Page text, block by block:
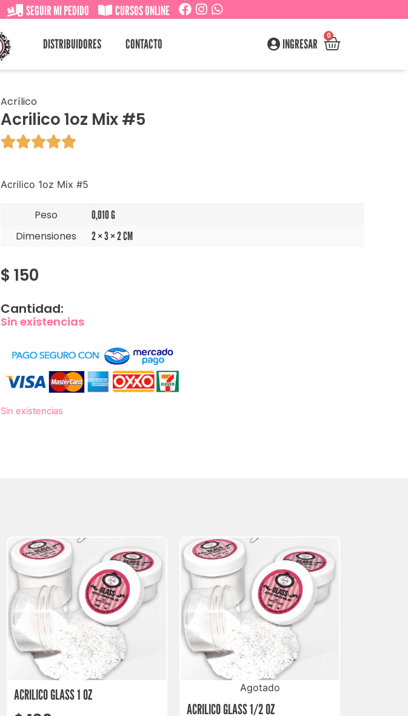
SEGUIR MI PEDIDO CURSOS ONLINE
DISTRIBUIDORES CONTACTO INGRESAR
0
Acrílico
Acrilico 1oz Mix #5

Acrilico 1oz Mix #5
Peso 0,010 G
Dimensiones 2 × 3 × 2 CM
$ 150
Cantidad:
Sin existencias
Sin existencias
ACRILICO GLASS 1 OZ Agotado
ACRILICO GLASS 1/2 OZ